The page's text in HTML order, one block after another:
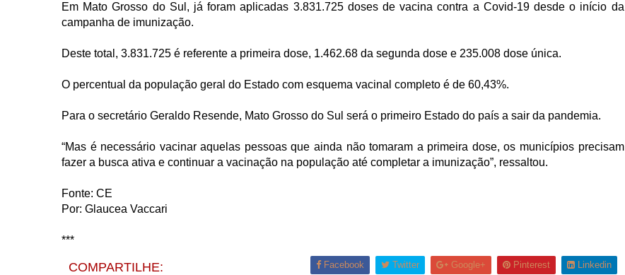
Em Mato Grosso do Sul, já foram aplicadas 3.831.725 doses de vacina contra a Covid-19 desde o início da
campanha de imunização.
Deste total, 3.831.725 é referente a primeira dose, 1.462.68 da segunda dose e 235.008 dose única.
O percentual da população geral do Estado com esquema vacinal completo é de 60,43%.
Para o secretário Geraldo Resende, Mato Grosso do Sul será o primeiro Estado do país a sair da pandemia.
“Mas é necessário vacinar aquelas pessoas que ainda não tomaram a primeira dose, os municípios precisam
fazer a busca ativa e continuar a vacinação na população até completar a imunização”, ressaltou.
Fonte: CE
Por: Glaucea Vaccari
***
COMPARTILHE: Facebook Twitter Google+ Pinterest Linkedin